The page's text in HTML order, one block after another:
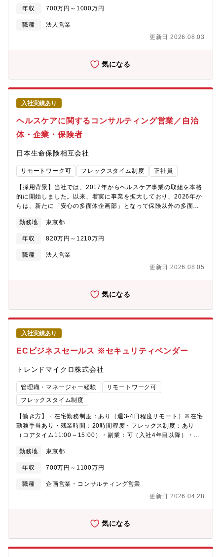
体の魅力を高める開発を強みとしています。・同社は、「『安
喜びを実現し、社会に貢献する」というグループ経営理念のも
と、関西で圧倒的No.１の沿線をつくること、首都圏・海外での事
【企業・求人の特色】■パナソニック(株)から車載向けを除く電
源・電源関連部品の開発・製造・販売事業譲受を受け誕生した企
業■高圧電源市場にて国内トップクラスのシェアを誇る電源メーカ
年収 700万円～1000万円
職種
法人営業
更新日 2026.08.03
気になる
入社実績あり
ヘルスケアに関するコンサルティング営業／自治
体・企業・保険者
日本生命保険相互会社
リモートワーク可 フレックスタイム制度 正社員
【採用背景】当社では、2017年からヘルスケア事業の取組を本格
的に開始しました。以来、着実に事業を拡大しており、2026年か
らは、新たに「安心の多面体企画部」となって保険以外の多面的
点）で社会的価値の創出に向けて取り組みます。社内では新規事
業の位置づけであり、従来の枠組みに捉われず、ベンチャースピ
リットを持って日々チャレンジしています。一緒に新たなマーケ
ットを切り開いていくメンバーを募集します。【職務概要】自治
におけるデータヘルス計画の支援として、データ解析を通じた健
ンサルティング支援をご担当いただきます。日本生命の顧客基盤
からの紹介営業（主に健康保険組合や企業案件）もございます
が、自身での自治体開拓もご担当いただきます。【職務詳細】・
自治体や健康保険組合などの保険者向けのコンサルティング営業
を担当（医療費適正化や健康増進を推進）。・オープンデータや
公表情報、日本生命が作成する「ニッセイ医療費白書」※1など、
複合的な情報を組み合わせながら仮説的にお客様の組織的な健康
課題を抽出（課題抽出はユニット内のデータアナリティカルコン
サルタントと協働で実施）。（※1）匿名医療保険等関連情報デー
タベース（NDB）のデータを活用し、人口1万人以上の市区町村ご
とに、疾病有病率や患者一人当たり医療費等を分析したレポー
ト・抽出した健康課題への対応策を検討立案し、お客様に企画提
案を実施（例：医療費適正化に向けたデータ分析、検診の受診勧
奨 等）。・データ分析では、お客様の要望をヒアリングし、デー
タアナリティカルコンサルタントとともに分析の要件定義から結
果フィードバックを行う。・お客様の声を集約し、ヘルスケアサ
も貢献する。【提案内容の一例】・保健事業支援・医療費適正化
cost-consulting/【組織概要】安心の多面体企画部は、東京約120
数精鋭チームです。組織は大きく6つのユニットで構成されていま
す。まず、事業領域ごとに・健康増進ユニット★(配属組織)・医療
さらに、これら4つの事業ユニットを横断して支える形で・全社の
勤務地 東京都
年収 820万円～1210万円
職種
法人営業
更新日 2026.08.05
気になる
入社実績あり
ECビジネスセールス ※セキュリティベンダー
トレンドマイクロ株式会社
管理職・マネージャー経験
リモートワーク可
フレックスタイム制度
【働き方】・在宅勤務制度：あり（週3-4日程度リモート）※在宅
勤務手当あり・残業時間：20時間程度・フレックス制度：あり
（コアタイム11:00～15:00）・副業：可（入社4年目以降）・服
天、Yahoo、各種アプリストアにおけるコンシューマ向け製品
（ウイルスバスター、詐欺バスター等）の販売戦略立案・実行・
商品選定、販売ページ改善、販促計画の策定・実施・売上・CV・
LTV最大化を目的とした価格戦略の策定（通常価格、キャンペーン
数料、販促枠、広告メニュー、在庫／SKU運用など）・社内関係
連携・各ショップ／アプリストアの掲載・価格ポリシー遵守、販
売データ分析、施策PDCA（CVR、AOV、LTV、CAC、ROIなど
のKPI管理）【業務の魅力】・自らの企画・価格設計で売上・LTV
に直接インパクトを与えられるポジション・大規模EC／アプリス
勤務地 東京都
年収 700万円～1100万円
職種
企画営業・コンサルティング営業
更新日 2026.04.28
気になる